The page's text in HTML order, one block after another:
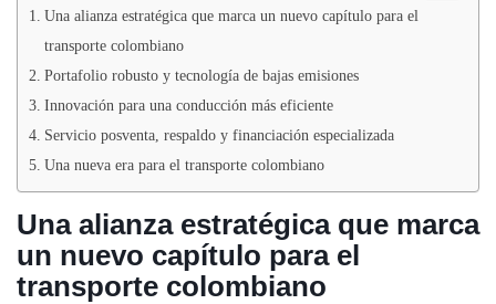
Una alianza estratégica que marca un nuevo capítulo para el
transporte colombiano
Portafolio robusto y tecnología de bajas emisiones
Innovación para una conducción más eficiente
Servicio posventa, respaldo y financiación especializada
Una nueva era para el transporte colombiano
Una alianza estratégica que marca
un nuevo capítulo para el
transporte colombiano